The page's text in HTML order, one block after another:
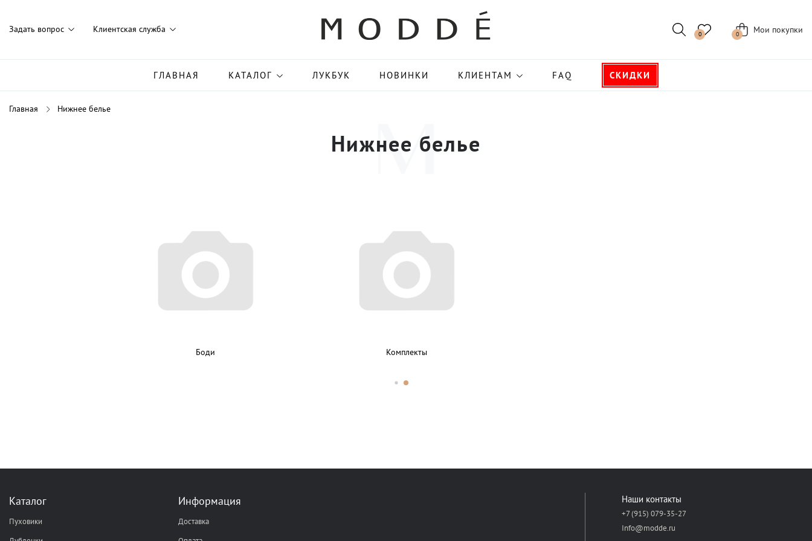
Задать вопрос Клиентская служба 0 0 Мои покупки
ГЛАВНАЯ КАТАЛОГ ЛУКБУК НОВИНКИ КЛИЕНТАМ FAQ СКИДКИ
Главная Нижнее белье
Нижнее белье
Боди Комплекты
Каталог
Пуховики
Информация
Доставка
Наши контакты
+7 (915) 079-35-27
Info@modde.ru